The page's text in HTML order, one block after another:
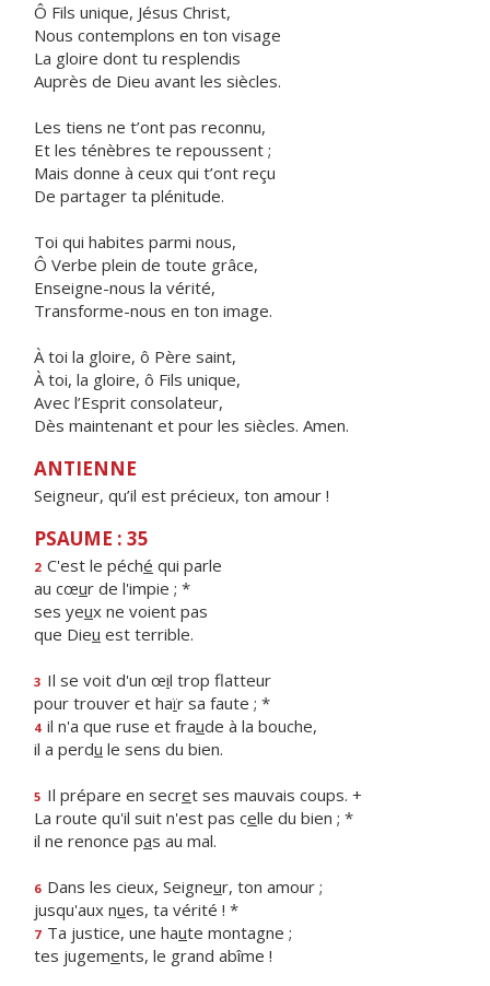
Ô Fils unique, Jésus Christ,
Nous contemplons en ton visage
La gloire dont tu resplendis
Auprès de Dieu avant les siècles.
Les tiens ne t’ont pas reconnu,
Et les ténèbres te repoussent ;
Mais donne à ceux qui t’ont reçu
De partager ta plénitude.
Toi qui habites parmi nous,
Ô Verbe plein de toute grâce,
Enseigne-nous la vérité,
Transforme-nous en ton image.
À toi la gloire, ô Père saint,
À toi, la gloire, ô Fils unique,
Avec l’Esprit consolateur,
Dès maintenant et pour les siècles. Amen.
ANTIENNE
Seigneur, qu’il est précieux, ton amour !
PSAUME : 35
2 C'est le péché qui parle
au cœur de l'impie ; *
ses yeux ne voient pas
que Dieu est terrible.
3 Il se voit d'un œil trop flatteur
pour trouver et haïr sa faute ; *
4 il n'a que ruse et fraude à la bouche,
il a perdu le sens du bien.
5 Il prépare en secret ses mauvais coups. +
La route qu'il suit n'est pas celle du bien ; *
il ne renonce pas au mal.
6 Dans les cieux, Seigneur, ton amour ;
jusqu'aux nues, ta vérité ! *
7 Ta justice, une haute montagne ;
tes jugements, le grand abîme !